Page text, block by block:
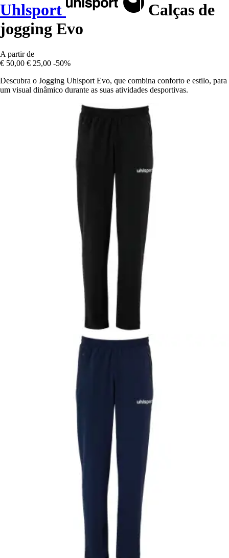
Uhlsport
Calças de
jogging Evo
A partir de
€ 50,00 € 25,00 -50%
Descubra o Jogging Uhlsport Evo, que combina conforto e estilo, para
um visual dinâmico durante as suas atividades desportivas.